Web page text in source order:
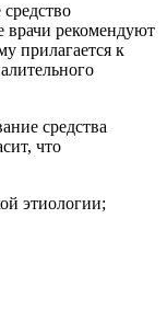
врачи рекомендуют
прилагается к
средства
что
этиологии;